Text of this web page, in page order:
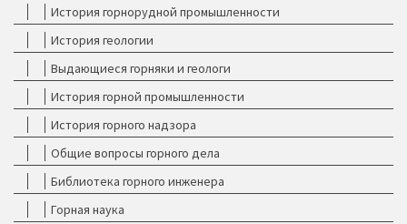
История горнорудной промышленности
История геологии
Выдающиеся горняки и геологи
История горной промышленности
История горного надзора
Общие вопросы горного дела
Библиотека горного инженера
Горная наука